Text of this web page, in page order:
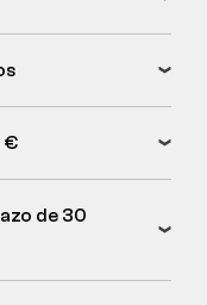
€
de 30